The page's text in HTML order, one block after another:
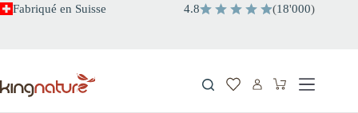
Passer
Fabriqué en Suisse 4.8 (18'000)
Panier